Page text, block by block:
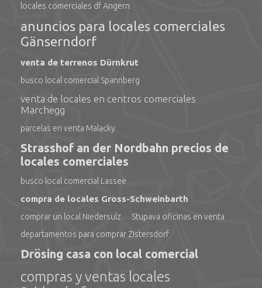
locales comerciales df Angern
anuncios para locales comerciales
Gänserndorf
venta de terrenos Dürnkrut
busco local comercial Spannberg
venta de locales en centros comerciales
Marchegg
parcelas en venta Malacky
Strasshof an der Nordbahn precios de
locales comerciales
busco local comercial Lassee
compra de locales Gross-Schweinbarth
comprar un local Niedersulz
Stupava oficinas en venta
departamentos para comprar Zistersdorf
Drösing casa con local comercial
compras y ventas locales